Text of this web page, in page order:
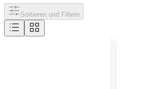
Sortieren und Filtern